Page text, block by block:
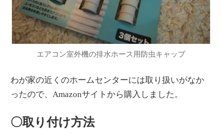
エアコン室外機の排水ホース用防虫キャップ
わが家の近くのホームセンターには取り扱いがなか
ったので、Amazonサイトから購入しました。
〇取り付け方法